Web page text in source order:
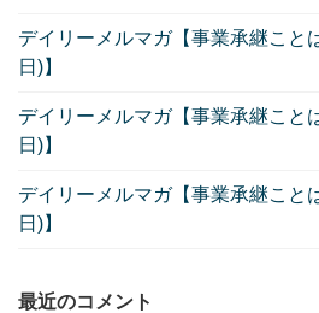
デイリーメルマガ【事業承継こと
日)】
デイリーメルマガ【事業承継こと
日)】
デイリーメルマガ【事業承継こと
日)】
最近のコメント